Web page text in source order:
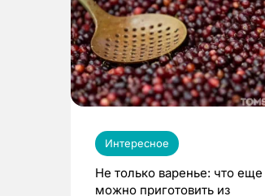
Интересное
Не только варенье: что еще
можно приготовить из